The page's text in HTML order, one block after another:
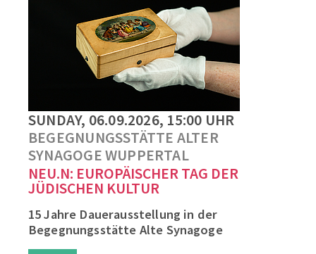
SUNDAY, 06.09.2026, 15:00 UHR
BEGEGNUNGSSTÄTTE ALTER
SYNAGOGE WUPPERTAL
NEU.N: EUROPÄISCHER TAG DER
JÜDISCHEN KULTUR
15 Jahre Dauerausstellung in der
Begegnungsstätte Alte Synagoge